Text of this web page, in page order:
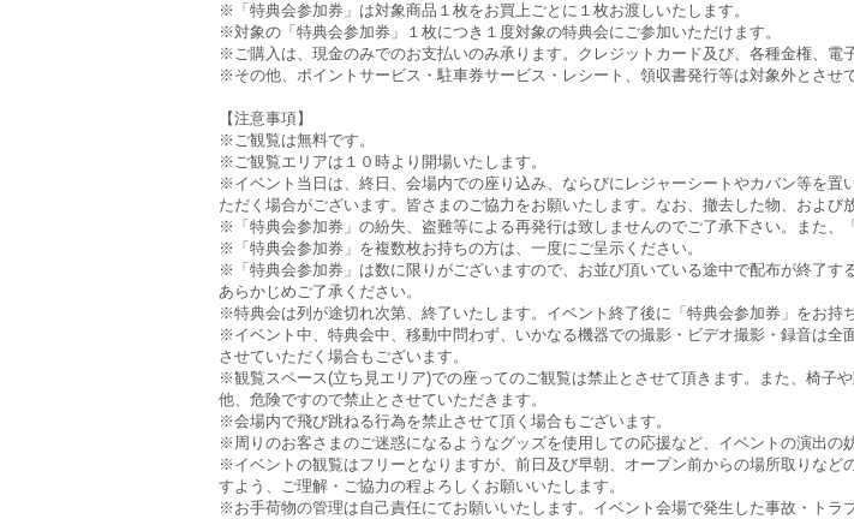
※「特典会参加券」は対象商品１枚をお買上ごとに１枚お渡しいたします。
※対象の「特典会参加券」１枚につき１度対象の特典会にご参加いただけます。
※ご購入は、現金のみでのお支払いのみ承ります。クレジットカード及び、各種金権、電
※その他、ポイントサービス・駐車券サービス・レシート、領収書発行等は対象外とさせ
【注意事項】
※ご観覧は無料です。
※ご観覧エリアは１０時より開場いたします。
※イベント当日は、終日、会場内での座り込み、ならびにレジャーシートやカバン等を
ただく場合がございます。皆さまのご協力をお願いたします。なお、撤去した物、およ
※「特典会参加券」の紛失、盗難等による再発行は致しませんのでご了承下さい。また、
※「特典会参加券」を複数枚お持ちの方は、一度にご呈示ください。
※「特典会参加券」は数に限りがございますので、お並び頂いている途中で配布が終了す
あらかじめご了承ください。
※特典会は列が途切れ次第、終了いたします。イベント終了後に「特典会参加券」をお持
※イベント中、特典会中、移動中問わず、いかなる機器での撮影・ビデオ撮影・録音は
させていただく場合もございます。
※観覧スペース(立ち見エリア)での座ってのご観覧は禁止とさせて頂きます。また、椅子
他、危険ですので禁止とさせていただきます。
※会場内で飛び跳ねる行為を禁止させて頂く場合もございます。
※周りのお客さまのご迷惑になるようなグッズを使用しての応援など、イベントの演出の
※イベントの観覧はフリーとなりますが、前日及び早朝、オープン前からの場所取りな
すよう、ご理解・ご協力の程よろしくお願いいたします。
※お手荷物の管理は自己責任にてお願いいたします。イベント会場で発生した事故・トラ